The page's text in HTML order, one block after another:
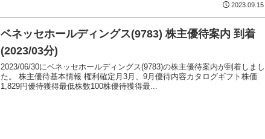
2023.09.15
ベネッセホールディングス(9783) 株主優待案内 到着
(2023/03分)
2023/06/30にベネッセホールディングス(9783)の株主優待案内が到着しまし
た。 株主優待基本情報 権利確定月3月、9月優待内容カタログギフト株価
1,829円優待獲得最低株数100株優待獲得最...